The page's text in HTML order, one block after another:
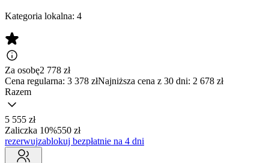
Kategoria lokalna: 4
Za osobę2 778 zł
Cena regularna: 3 378 złNajniższa cena z 30 dni: 2 678 zł
Razem
5 555 zł
Zaliczka 10%550 zł
rezerwujzablokuj bezpłatnie na 4 dni